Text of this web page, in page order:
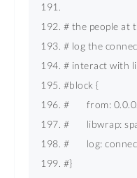
# the people at
# log the
# interact with
#block {
#       from:
#       libwrap:
#       log:
#}